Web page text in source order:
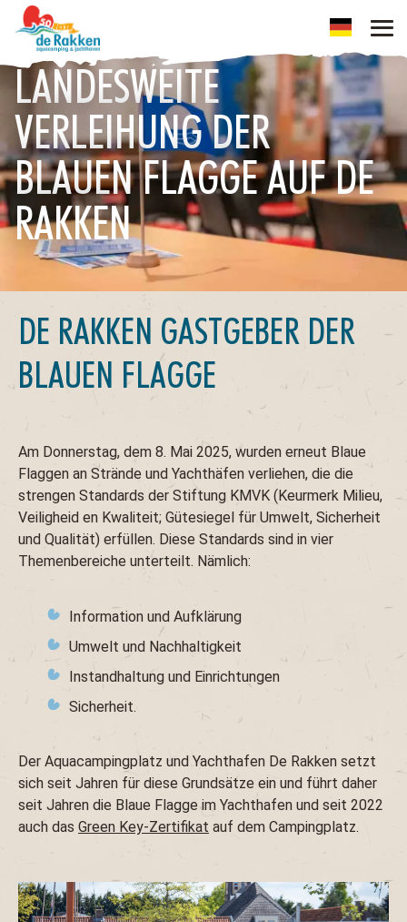
LANDESWEITE
VERLEIHUNG DER
BLAUEN FLAGGE AUF DE
RAKKEN
DE RAKKEN GASTGEBER DER
BLAUEN FLAGGE
Am Donnerstag, dem 8. Mai 2025, wurden erneut Blaue
Flaggen an Strände und Yachthäfen verliehen, die die
strengen Standards der Stiftung KMVK (Keurmerk Milieu,
Veiligheid en Kwaliteit; Gütesiegel für Umwelt, Sicherheit
und Qualität) erfüllen. Diese Standards sind in vier
Themenbereiche unterteilt. Nämlich:
Information und Aufklärung
Umwelt und Nachhaltigkeit
Instandhaltung und Einrichtungen
Sicherheit.
Der Aquacampingplatz und Yachthafen De Rakken setzt
sich seit Jahren für diese Grundsätze ein und führt daher
seit Jahren die Blaue Flagge im Yachthafen und seit 2022
auch das Green Key-Zertifikat auf dem Campingplatz.